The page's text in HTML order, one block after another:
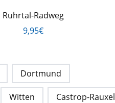
Ruhrtal-Radweg
9,95€
Dortmund
Witten Castrop-Rauxel